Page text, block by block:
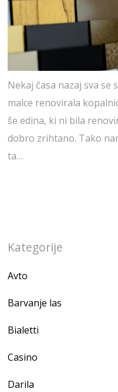
Nekaj časa nazaj sva se
malce renovirala
še edina, ki ni bila
dobro zrihtano. Tako
ta…
Kategorije
Avto
Barvanje las
Bialetti
Casino
Darila